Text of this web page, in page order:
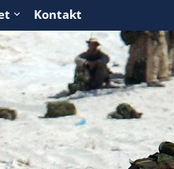
Kontakt